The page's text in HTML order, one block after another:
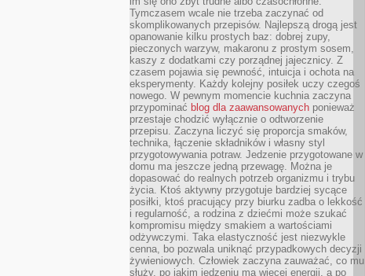
Tymczasem wcale nie trzeba zaczynać od
skomplikowanych przepisów. Najlepszą drogą jest
opanowanie kilku prostych baz: dobrej zupy,
pieczonych warzyw, makaronu z prostym sosem,
kaszy z dodatkami czy porządnej jajecznicy. Z
czasem pojawia się pewność, intuicja i ochota na
eksperymenty. Każdy kolejny posiłek uczy czegoś
nowego. W pewnym momencie kuchnia zaczyna
przypominać blog dla zaawansowanych ponieważ
przestaje chodzić wyłącznie o odtworzenie
przepisu. Zaczyna liczyć się proporcja smaków,
technika, łączenie składników i własny styl
przygotowywania potraw. Jedzenie przygotowane w
domu ma jeszcze jedną przewagę. Można je
dopasować do realnych potrzeb organizmu i trybu
życia. Ktoś aktywny przygotuje bardziej sycące
posiłki, ktoś pracujący przy biurku zadba o lekkość
i regularność, a rodzina z dziećmi może szukać
kompromisu między smakiem a wartościami
odżywczymi. Taka elastyczność jest niezwykle
cenna, bo pozwala uniknąć przypadkowych decyzji
żywieniowych. Człowiek zaczyna zauważać, co mu
służy, po jakim jedzeniu ma więcej energii, a po